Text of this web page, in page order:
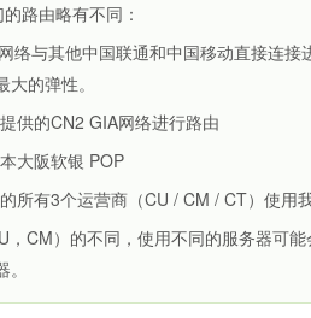
路由略有不同：
络与其他中国联通和中国移动直接连
的弹性。
供的CN2 GIA网络进行路由
大阪软银 POP
所有3个运营商（CU / CM / CT）使用
，CM）的不同，使用不同的服务器可